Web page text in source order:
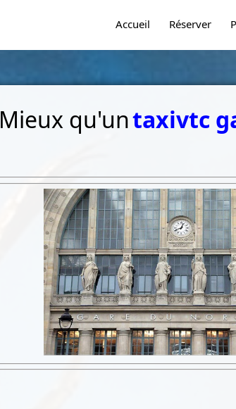
Accueil Réserver
Mieux qu'untaxivtc